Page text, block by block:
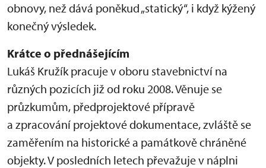
obnovy, než dává poněkud „statický“, i když kýžený
konečný výsledek.
Krátce o přednášejícím
Lukáš Kružík pracuje v oboru stavebnictví na
různých pozicích již od roku 2008. Věnuje se
průzkumům, předprojektové přípravě
a zpracování projektové dokumentace, zvláště se
zaměřením na historické a památkově chráněné
objekty. V posledních letech převažuje v náplni